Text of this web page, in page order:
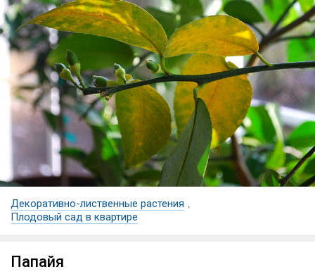
Декоративно-лиственные растения ,
Плодовый сад в квартире
Папайя